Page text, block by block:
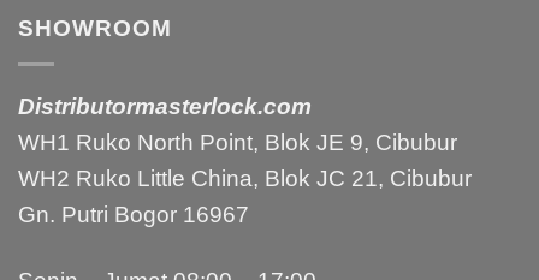
SHOWROOM
Distributormasterlock.com
WH1 Ruko North Point, Blok JE 9, Cibubur
WH2 Ruko Little China, Blok JC 21, Cibubur
Gn. Putri Bogor 16967